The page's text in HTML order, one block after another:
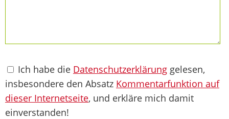
Ich habe die Datenschutzerklärung gelesen,
insbesondere den Absatz Kommentarfunktion auf
dieser Internetseite, und erkläre mich damit
einverstanden!